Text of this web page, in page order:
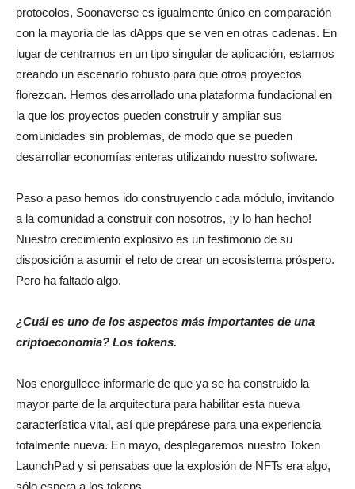
protocolos, Soonaverse es igualmente único en comparación
con la mayoría de las dApps que se ven en otras cadenas. En
lugar de centrarnos en un tipo singular de aplicación, estamos
creando un escenario robusto para que otros proyectos
florezcan. Hemos desarrollado una plataforma fundacional en
la que los proyectos pueden construir y ampliar sus
comunidades sin problemas, de modo que se pueden
desarrollar economías enteras utilizando nuestro software.
Paso a paso hemos ido construyendo cada módulo, invitando
a la comunidad a construir con nosotros, ¡y lo han hecho!
Nuestro crecimiento explosivo es un testimonio de su
disposición a asumir el reto de crear un ecosistema próspero.
Pero ha faltado algo.
¿Cuál es uno de los aspectos más importantes de una
criptoeconomía? Los tokens.
Nos enorgullece informarle de que ya se ha construido la
mayor parte de la arquitectura para habilitar esta nueva
característica vital, así que prepárese para una experiencia
totalmente nueva. En mayo, desplegaremos nuestro Token
LaunchPad y si pensabas que la explosión de NFTs era algo,